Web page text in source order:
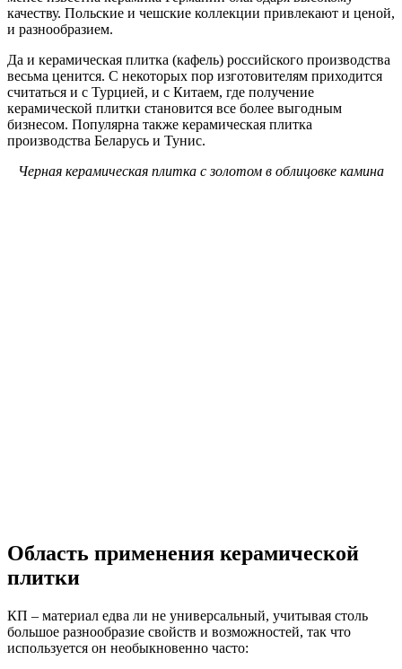
качеству. Польские и чешские коллекции привлекают и ценой,
и разнообразием.
Да и керамическая плитка (кафель) российского производства
весьма ценится. С некоторых пор изготовителям приходится
считаться и с Турцией, и с Китаем, где получение
керамической плитки становится все более выгодным
бизнесом. Популярна также керамическая плитка
производства Беларусь и Тунис.
Черная керамическая плитка с золотом в облицовке камина
Область применения керамической
плитки
КП – материал едва ли не универсальный, учитывая столь
большое разнообразие свойств и возможностей, так что
используется он необыкновенно часто: